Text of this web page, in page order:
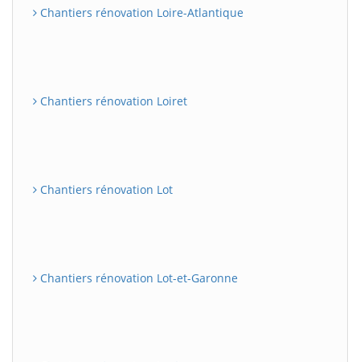
Chantiers rénovation Loire-Atlantique
Chantiers rénovation Loiret
Chantiers rénovation Lot
Chantiers rénovation Lot-et-Garonne